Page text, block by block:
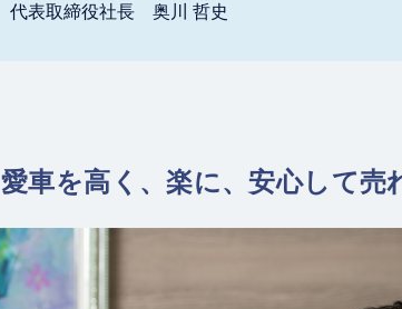
代表取締役社長 奥川 哲史
愛車を高く、楽に、安心して